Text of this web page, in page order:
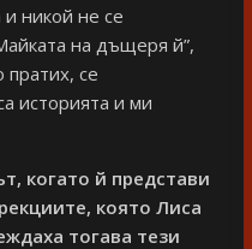
и никой не се
на дъщеря й”,
пратих, се
историята и ми
когато й представи
която Лиса
тогава тези